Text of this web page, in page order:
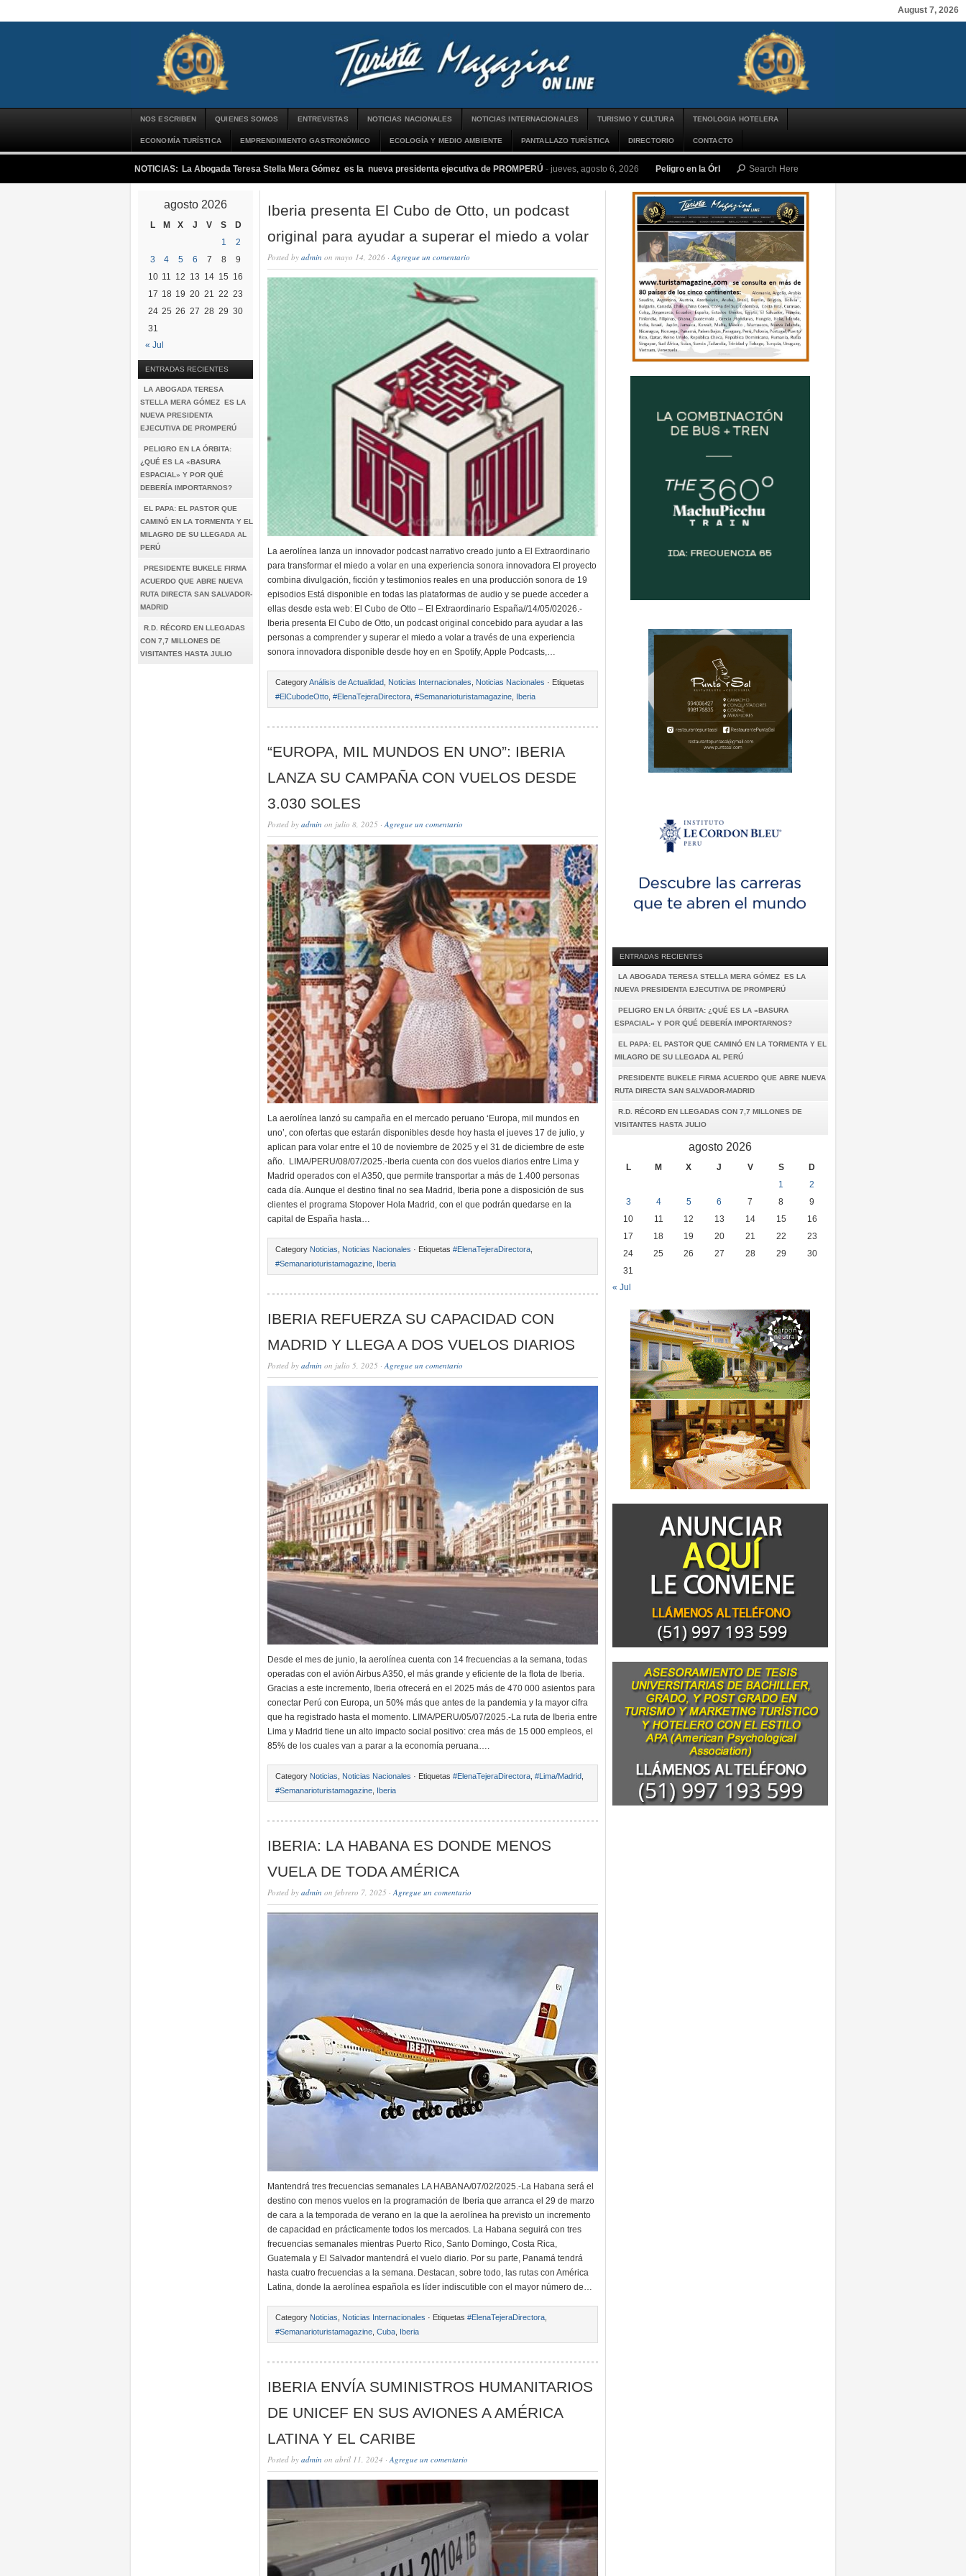
August 7, 2026
NOS ESCRIBEN QUIENES SOMOS ENTREVISTAS NOTICIAS NACIONALES NOTICIAS INTERNACIONALES TURISMO Y CULTURA TENOLOGIA HOTELERA
ECONOMÍA TURÍSTICA EMPRENDIMIENTO GASTRONÓMICO ECOLOGÍA Y MEDIO AMBIENTE PANTALLAZO TURÍSTICA DIRECTORIO CONTACTO
NOTICIAS: La Abogada Teresa Stella Mera Gómez es la nueva presidenta ejecutiva de PROMPERÚ - jueves, agosto 6, 2026 Peligro en la Órbita: ¿Qué es la «Basura Espacial» y por qué debería
agosto 2026
L M X J V S
D
1
2
3
4 5 6 7 8
9
10 11 12 13 14 15 16
17 18 19 20 21 22 23
24 25 26 27 28 29 30
31
« Jul
ENTRADAS RECIENTES
LA ABOGADA TERESA
STELLA MERA GÓMEZ ES LA
NUEVA PRESIDENTA
EJECUTIVA DE PROMPERÚ
PELIGRO EN LA ÓRBITA:
¿QUÉ ES LA «BASURA
ESPACIAL» Y POR QUÉ
DEBERÍA IMPORTARNOS?
EL PAPA: EL PASTOR QUE
CAMINÓ EN LA TORMENTA Y EL
MILAGRO DE SU LLEGADA AL
PERÚ
PRESIDENTE BUKELE FIRMA
ACUERDO QUE ABRE NUEVA
RUTA DIRECTA SAN SALVADOR-
MADRID
R.D. RÉCORD EN LLEGADAS
CON 7,7 MILLONES DE
VISITANTES HASTA JULIO
Iberia presenta El Cubo de Otto, un podcast
original para ayudar a superar el miedo a volar
Posted by admin on mayo 14, 2026 ·Agregue un comentario
La aerolínea lanza un innovador podcast narrativo creado junto a El Extraordinario
para transformar el miedo a volar en una experiencia sonora innovadora El proyecto
combina divulgación, ficción y testimonios reales en una producción sonora de 19
episodios Está disponible en todas las plataformas de audio y se puede acceder a
ellas desde esta web: El Cubo de Otto – El Extraordinario España//14/05/02026.-
Iberia presenta El Cubo de Otto, un podcast original concebido para ayudar a las
personas a comprender y superar el miedo a volar a través de una experiencia
sonora innovadora disponible desde hoy en en Spotify, Apple Podcasts,…
CategoryAnálisis de Actualidad Noticias Internacionales Noticias Nacionales · Etiquetas
#ElCubodeOtto #ElenaTejeraDirectora #Semanarioturistamagazine Iberia
“EUROPA, MIL MUNDOS EN UNO”: IBERIA
LANZA SU CAMPAÑA CON VUELOS DESDE
3.030 SOLES
Posted by admin on julio 8, 2025 ·Agregue un comentario
La aerolínea lanzó su campaña en el mercado peruano ‘Europa, mil mundos en
uno’, con ofertas que estarán disponibles desde hoy hasta el jueves 17 de julio, y
aplican para volar entre el 10 de noviembre de 2025 y el 31 de diciembre de este
año. LIMA/PERU/08/07/2025.-Iberia cuenta con dos vuelos diarios entre Lima y
Madrid operados con el A350, que permite transportar a más de 1.400 personas
cada día. Aunque el destino final no sea Madrid, Iberia pone a disposición de sus
clientes el programa Stopover Hola Madrid, con el que podrán quedarse en la
capital de España hasta…
Category Noticias Noticias Nacionales · Etiquetas #ElenaTejeraDirectora
#Semanarioturistamagazine Iberia
IBERIA REFUERZA SU CAPACIDAD CON
MADRID Y LLEGA A DOS VUELOS DIARIOS
Posted by admin on julio 5, 2025 ·Agregue un comentario
Desde el mes de junio, la aerolínea cuenta con 14 frecuencias a la semana, todas
operadas con el avión Airbus A350, el más grande y eficiente de la flota de Iberia.
Gracias a este incremento, Iberia ofrecerá en el 2025 más de 470 000 asientos para
conectar Perú con Europa, un 50% más que antes de la pandemia y la mayor cifra
que ha registrado hasta el momento. LIMA/PERU/05/07/2025.-La ruta de Iberia entre
Lima y Madrid tiene un alto impacto social positivo: crea más de 15 000 empleos, el
85% de los cuales van a parar a la economía peruana….
Category Noticias Noticias Nacionales · Etiquetas #ElenaTejeraDirectora #Lima/Madrid
#Semanarioturistamagazine Iberia
IBERIA: LA HABANA ES DONDE MENOS
VUELA DE TODA AMÉRICA
Posted by admin on febrero 7, 2025 ·Agregue un comentario
Mantendrá tres frecuencias semanales LA HABANA/07/02/2025.-La Habana será el
destino con menos vuelos en la programación de Iberia que arranca el 29 de marzo
de cara a la temporada de verano en la que la aerolínea ha previsto un incremento
de capacidad en prácticamente todos los mercados. La Habana seguirá con tres
frecuencias semanales mientras Puerto Rico, Santo Domingo, Costa Rica,
Guatemala y El Salvador mantendrá el vuelo diario. Por su parte, Panamá tendrá
hasta cuatro frecuencias a la semana. Destacan, sobre todo, las rutas con América
Latina, donde la aerolínea española es líder indiscutible con el mayor número de…
Category Noticias Noticias Internacionales · Etiquetas #ElenaTejeraDirectora
#Semanarioturistamagazine Cuba Iberia
IBERIA ENVÍA SUMINISTROS HUMANITARIOS
DE UNICEF EN SUS AVIONES A AMÉRICA
LATINA Y EL CARIBE
Posted by admin on abril 11, 2024 ·Agregue un comentario
ENTRADAS RECIENTES
LA ABOGADA TERESA STELLA MERA GÓMEZ ES LA
NUEVA PRESIDENTA EJECUTIVA DE PROMPERÚ
PELIGRO EN LA ÓRBITA: ¿QUÉ ES LA «BASURA
ESPACIAL» Y POR QUÉ DEBERÍA IMPORTARNOS?
EL PAPA: EL PASTOR QUE CAMINÓ EN LA TORMENTA Y EL
MILAGRO DE SU LLEGADA AL PERÚ
PRESIDENTE BUKELE FIRMA ACUERDO QUE ABRE NUEVA
RUTA DIRECTA SAN SALVADOR-MADRID
R.D. RÉCORD EN LLEGADAS CON 7,7 MILLONES DE
VISITANTES HASTA JULIO
agosto 2026
L M X J V S
D
1
2
3
4 5 6 7 8
9
10
11 12 13 14 15
16
17
18 19 20 21 22
23
24
25 26 27 28 29
30
31
« Jul